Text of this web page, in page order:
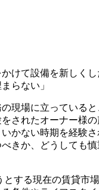
かけて設備を新しく
らない」
現場に立っている
されたオーナー様
かない時期を経験
きか、どうしても
とする現在の賃貸市